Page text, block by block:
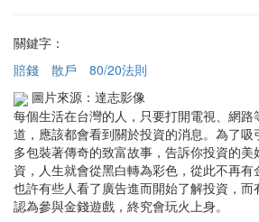
關鍵字：
賠錢
散戶
80/20法則
圖片來源：達志影像
每個生活在台灣的人，只要打開電視、網路
道，應該都會看到關於投資的消息。為了
多包裝著傳奇的致富故事，告訴你投資的
資，人生就會從黑白轉為彩色，從此不再有
也許有些人看了廣告進而開始了解投資，而
認為參與金錢遊戲，終究會玩火上身。